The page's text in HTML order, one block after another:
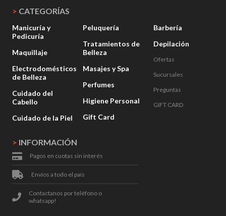
> INFORMACIÓN
Pagos en cuotas sin interés
Envíos a todo el país
Contactanos por teléfono o
whatsapp!
> CATEGORÍAS
Manicuría y
Pedicuría
Maquillaje
Electrodomésticos
de Belleza
Cuidado del
Cabello
Cuidado de la Piel
Peluquería
Tratamientos de
Belleza
Masajes y Spa
Perfumes
Higiene Personal
Gift Card
Barbería
Depilación
Ofertas
Sucursales
Preguntas
GIFT CARD